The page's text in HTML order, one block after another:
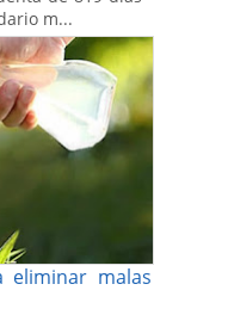
m...
eliminar malas